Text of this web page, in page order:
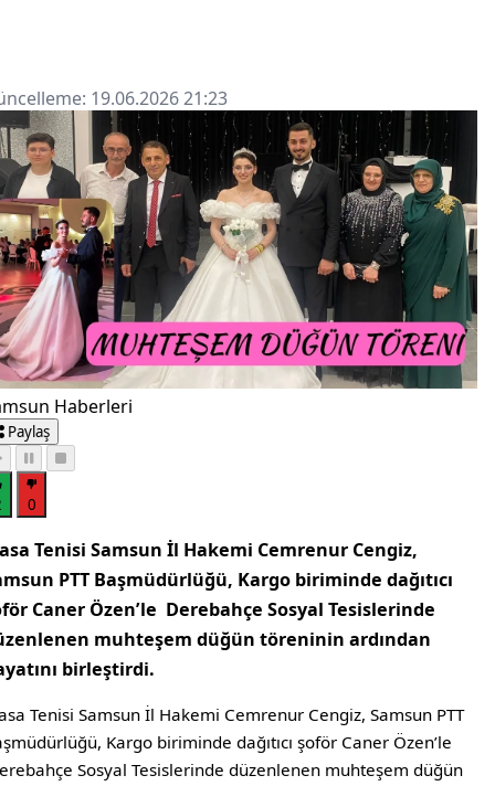
19.06.2026 21:23
Haberleri
Paylaş
0
Tenisi Samsun İl Hakemi Cemrenur Cengiz,
PTT Başmüdürlüğü, Kargo biriminde dağıtıcı
Caner Özen’le Derebahçe Sosyal Tesislerinde
muhteşem düğün töreninin ardından
birleştirdi.
Tenisi Samsun İl Hakemi Cemrenur Cengiz, Samsun PTT
Kargo biriminde dağıtıcı şoför Caner Özen’le
Sosyal Tesislerinde düzenlenen muhteşem düğün